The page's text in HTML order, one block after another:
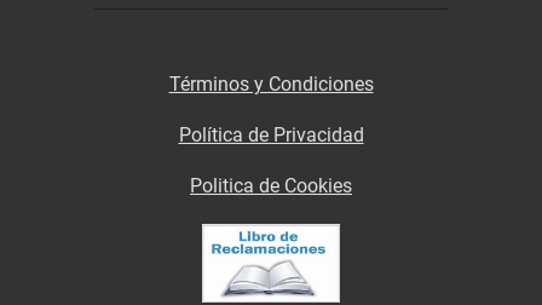
Términos y Condiciones
Política de Privacidad
Politica de Cookies